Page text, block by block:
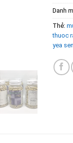
Danh
Thẻ:
thuoc
yea